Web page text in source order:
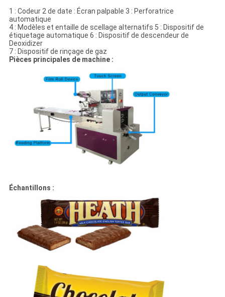
1 : Codeur 2 de date : Écran palpable 3 : Perforatrice
automatique
4 : Modèles et entaille de scellage alternatifs 5 : Dispositif de
étiquetage automatique 6 : Dispositif de descendeur de
Deoxidizer
7 : Dispositif de rinçage de gaz
Pièces principales de machine :
Échantillons :